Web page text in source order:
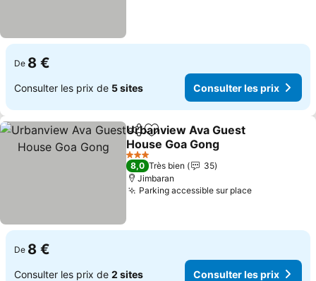
De 8 €
Consulter les prix de 5 sites Consulter les prix
PartagerAjouter à mes favoris
Urbanview Ava Guest
House Goa Gong
Consulter les prix
3 Étoiles
8,0 Très bien
35
Jimbaran
Parking accessible sur placeConsulter
De 8 €
Consulter les prix de 2 sites Consulter les prix